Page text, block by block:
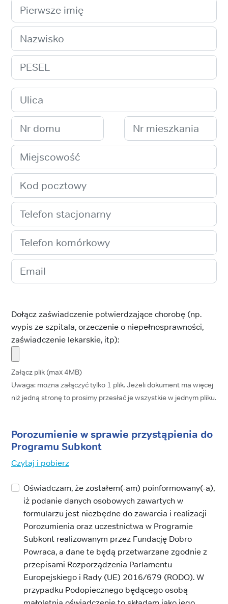
Dołącz zaświadczenie potwierdzające chorobę (np.
wypis ze szpitala, orzeczenie o niepełnosprawności,
zaświadczenie lekarskie, itp):
Załącz plik (max 4MB)
Uwaga: można załączyć tylko 1 plik. Jeżeli dokument ma więcej
niż jedną stronę to prosimy przesłać je wszystkie w jednym pliku.
Porozumienie w sprawie przystąpienia do
Programu Subkont
Czytaj i pobierz
Oświadczam, że zostałem(-am) poinformowany(-a),
iż podanie danych osobowych zawartych w
formularzu jest niezbędne do zawarcia i realizacji
Porozumienia oraz uczestnictwa w Programie
Subkont realizowanym przez Fundację Dobro
Powraca, a dane te będą przetwarzane zgodnie z
przepisami Rozporządzenia Parlamentu
Europejskiego i Rady (UE) 2016/679 (RODO). W
przypadku Podopiecznego będącego osobą